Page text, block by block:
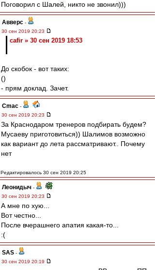
Поговорил с Шалей, никто не звонил)))
Авверс -
30 сен 2019 20:23
cafir » 30 сен 2019 18:53
До скобок - вот таких:
()
- прям доклад. Зачет.
Cmac -
30 сен 2019 20:23
За Краснодаром тренеров подбирать будем?
Мусаеву приготовиться)) Шалимов возможно
как вариант до лета рассматривают.. Почему
нет
Редактировалось 30 сен 2019 20:25
Леонидыч -
30 сен 2019 20:23
А мне по хую...
Вот честно...
После вчерашнего апатия какая-то...
:(
SAS -
30 сен 2019 20:19